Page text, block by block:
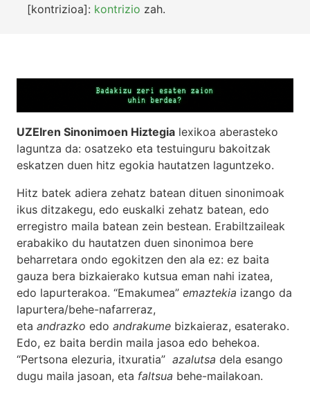
[kontrizioa]: kontrizio zah.
UZEIren Sinonimoen Hiztegia lexikoa aberasteko
laguntza da: osatzeko eta testuinguru bakoitzak
eskatzen duen hitz egokia hautatzen laguntzeko.
Hitz batek adiera zehatz batean dituen sinonimoak
ikus ditzakegu, edo euskalki zehatz batean, edo
erregistro maila batean zein bestean. Erabiltzaileak
erabakiko du hautatzen duen sinonimoa bere
beharretara ondo egokitzen den ala ez: ez baita
gauza bera bizkaierako kutsua eman nahi izatea,
edo lapurterakoa. “Emakumea” emaztekia izango da
lapurtera/behe-nafarreraz,
eta andrazko edo andrakume bizkaieraz, esaterako.
Edo, ez baita berdin maila jasoa edo behekoa.
“Pertsona elezuria, itxuratia” azalutsa dela esango
dugu maila jasoan, eta faltsua behe-mailakoan.